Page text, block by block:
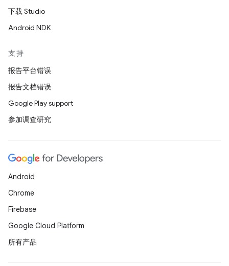
下载 Studio
Android NDK
支持
报告平台错误
报告文档错误
Google Play support
参加调查研究
Android
Chrome
Firebase
Google Cloud Platform
所有产品